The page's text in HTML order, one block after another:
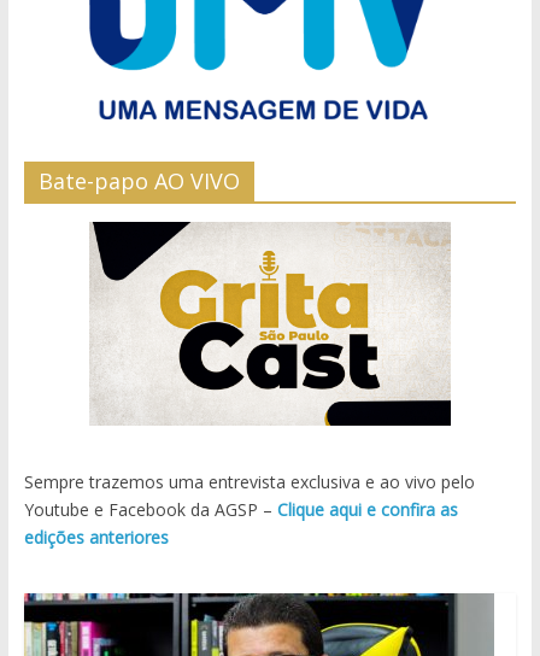
Bate-papo AO VIVO
Sempre trazemos uma entrevista exclusiva e ao vivo pelo
Youtube e Facebook da AGSP – Clique aqui e confira as
edições anteriores